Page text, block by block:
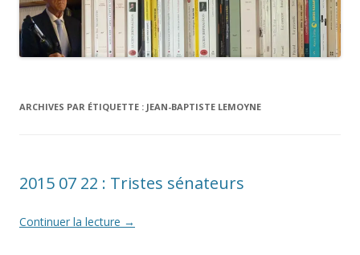
ARCHIVES PAR ÉTIQUETTE : JEAN-BAPTISTE LEMOYNE
2015 07 22 : Tristes sénateurs
Continuer la lecture →